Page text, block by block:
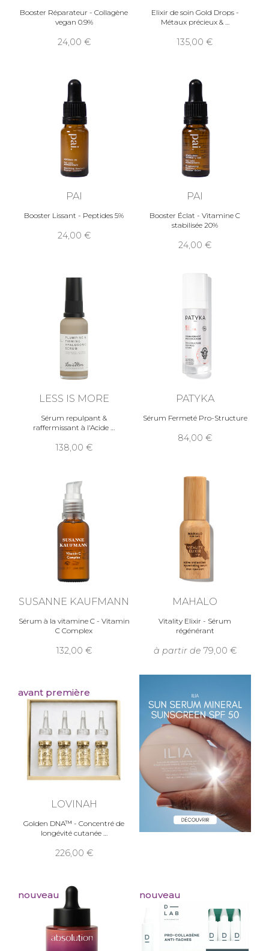
Booster Réparateur - Collagène
vegan 0.9%
24,00
Elixir de soin Gold Drops -
Métaux précieux &
135,00
PAI
Booster Lissant - Peptides 5%
24,00
PAI
Booster Éclat - Vitamine C
stabilisée 20%
24,00
LESS IS MORE
Sérum repulpant &
raffermissant à l'Acide
138,00
PATYKA
Sérum Fermeté Pro-Structure
84,00
SUSANNE KAUFMANN
Sérum à la vitamine C - Vitamin
C Complex
132,00
MAHALO
Vitality Elixir - Sérum
régénérant
à partir de 79,00
avant première
LOVINAH
Golden DNA™ - Concentré de
longévité cutanée
226,00
nouveau nouveau